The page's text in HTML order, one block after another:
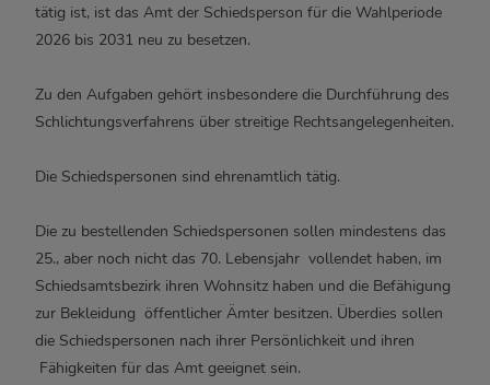
tätig ist, ist das Amt der Schiedsperson für die Wahlperiode
2026 bis 2031 neu zu besetzen.
Zu den Aufgaben gehört insbesondere die Durchführung des
Schlichtungsverfahrens über streitige Rechtsangelegenheiten.
Die Schiedspersonen sind ehrenamtlich tätig.
Die zu bestellenden Schiedspersonen sollen mindestens das
25., aber noch nicht das 70. Lebensjahr vollendet haben, im
Schiedsamtsbezirk ihren Wohnsitz haben und die Befähigung
zur Bekleidung öffentlicher Ämter besitzen. Überdies sollen
die Schiedspersonen nach ihrer Persönlichkeit und ihren
Fähigkeiten für das Amt geeignet sein.